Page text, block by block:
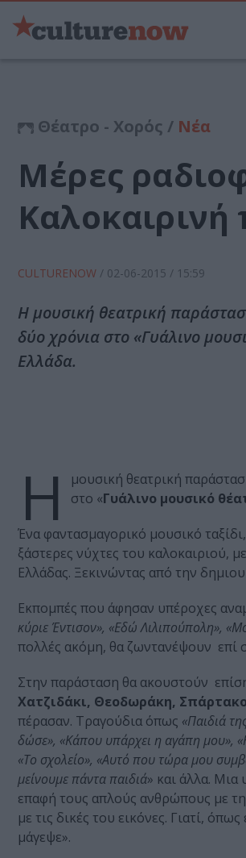
Θέατρο - Χορός / Νέα
Μέρες
Καλοκαιρινή
CULTURENOW / 02-06-2015 / 15:59
Η μουσική θεατρική
δύο χρόνια στο «Γυάλινο
Ελλάδα.
Η
μουσική θεατρική
στο «Γυάλινο μουσικό
Ένα φαντασμαγορικό μουσικό
ξάστερες νύχτες του καλοκαιριού,
Ελλάδας. Ξεκινώντας από την
Εκπομπές που άφησαν υπέροχες
κύριε Έντισον», «Εδώ Λιλιπούπολη»,
πολλές ακόμη, θα ζωντανέψουν επί
Στην παράσταση θα ακουστούν
Χατζιδάκι, Θεοδωράκη,
πέρασαν. Τραγούδια όπως «Παιδιά
δώσε», «Κάπου υπάρχει η αγάπη μου»,
«Το σχολείο», «Αυτό που τώρα μου
μείνουμε πάντα παιδιά» και άλλα.
επαφή τους απλούς ανθρώπους με
με τις δικές του εικόνες. Γιατί,
μάγεψε».